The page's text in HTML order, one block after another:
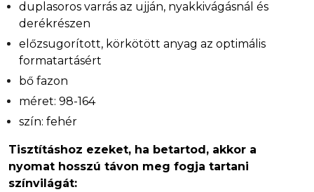
duplasoros varrás az ujján, nyakkivágásnál és
derékrészen
előzsugorított, körkötött anyag az optimális
formatartásért
bő fazon
méret: 98-164
szín: fehér
Tisztításhoz ezeket, ha betartod, akkor a
nyomat hosszú távon meg fogja tartani
színvilágát: